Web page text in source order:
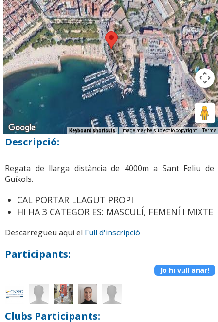
Keyboard shortcuts Image may be subject to copyright Terms
Descripció:
Regata de llarga distància de 4000m a Sant Feliu de
Guíxols.
CAL PORTAR LLAGUT PROPI
HI HA 3 CATEGORIES: MASCULÍ, FEMENÍ I MIXTE
Descarregueu aqui el Full d'inscripció
Participants:
Jo hi vull anar!
Clubs Participants: